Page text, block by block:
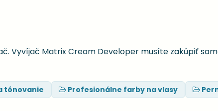
Vyvíjač Matrix Cream Developer musíte zakúpiť
tónovanie Profesionálne farby na vlasy